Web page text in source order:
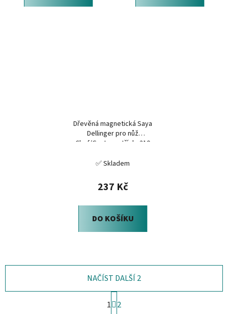
Dřevěná magnetická Saya
Dellinger pro nůž
Chef/Gyuto, ostří do 210
✅ Skladem
237 Kč
DO KOŠÍKU
NAČÍST DALŠÍ 2
S
t
1 2